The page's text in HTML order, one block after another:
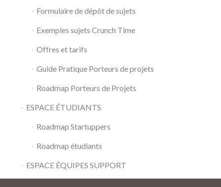
Formulaire de dépôt de sujets
Exemples sujets Crunch Time
Offres et tarifs
Guide Pratique Porteurs de projets
Roadmap Porteurs de Projets
ESPACE ÉTUDIANTS
Roadmap Startuppers
Roadmap étudiants
ESPACE ÉQUIPES SUPPORT